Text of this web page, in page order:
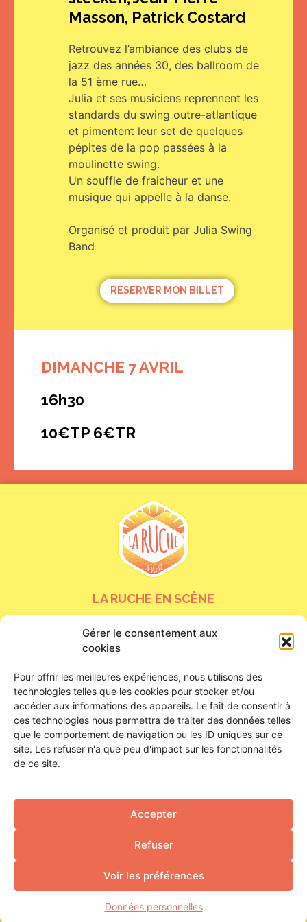
Gérer le consentement aux
cookies
Pour offrir les meilleures expériences, nous utilisons des
technologies telles que les cookies pour stocker et/ou
accéder aux informations des appareils. Le fait de consentir à
ces technologies nous permettra de traiter des données telles
que le comportement de navigation ou les ID uniques sur ce
site. Les refuser n'a que peu d'impact sur les fonctionnalités
de ce site.
Accepter
Refuser
Voir les préférences
Données personnelles
DIMANCHE 7 AVRIL
16h30
10€TP 6€TR
Masson, Patrick Costard
Retrouvez l’ambiance des clubs de
jazz des années 30, des ballroom de
la 51 ème rue…
Julia et ses musiciens reprennent les
standards du swing outre-atlantique
et pimentent leur set de quelques
pépites de la pop passées à la
moulinette swing.
Un souffle de fraicheur et une
musique qui appelle à la danse.
Organisé et produit par Julia Swing
Band
RÉSERVER MON BILLET
LA RUCHE EN SCÈNE
24 bis rue de la Tour Neuve
45000 Orléans
HORAIRES D’OUVERTURE
Du lundi au samedi
De 16h à 23h
FAIRE UN DON
Mentions légales